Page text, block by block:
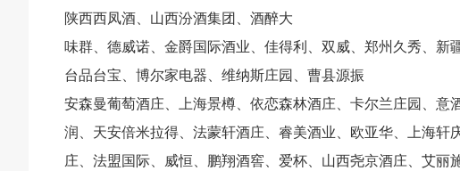
陕西西凤酒、山西汾酒集团、酒醉大
味群、德威诺、金爵国际酒业、佳得利、双威、郑州久秀、新
台品台宝、博尔家电器、维纳斯庄园、曹县源振
安森曼葡萄酒庄、上海景樽、依恋森林酒庄、卡尔兰庄园、
润、天安倍米拉得、法蒙轩酒庄、睿美酒业、欧亚华、上海
庄、法盟国际、威恒、鹏翔酒窖、爱杯、山西尧京酒庄、艾丽